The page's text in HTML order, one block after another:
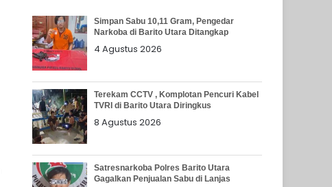
Simpan Sabu 10,11 Gram, Pengedar
Narkoba di Barito Utara Ditangkap
4 Agustus 2026
Terekam CCTV , Komplotan Pencuri Kabel
TVRI di Barito Utara Diringkus
8 Agustus 2026
Satresnarkoba Polres Barito Utara
Gagalkan Penjualan Sabu di Lanjas